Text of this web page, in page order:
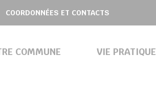
COORDONNÉES ET CONTACTS
COMMUNE VIE PRATIQUE